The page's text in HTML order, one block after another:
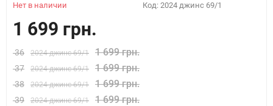
Нет в наличии Код: 2024 джинс 69/1
1 699 грн.
36 2024 джинс 69/1 1 699 грн.
37 2024 джинс 69/1 1 699 грн.
38 2024 джинс 69/1 1 699 грн.
39 2024 джинс 69/1 1 699 грн.